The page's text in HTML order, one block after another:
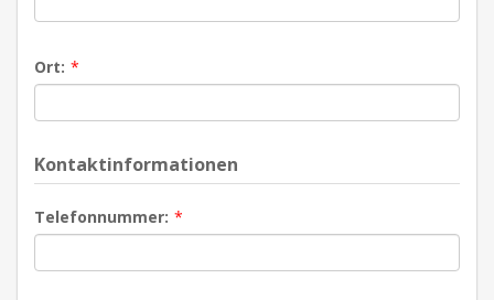
Ort: *
Kontaktinformationen
Telefonnummer: *